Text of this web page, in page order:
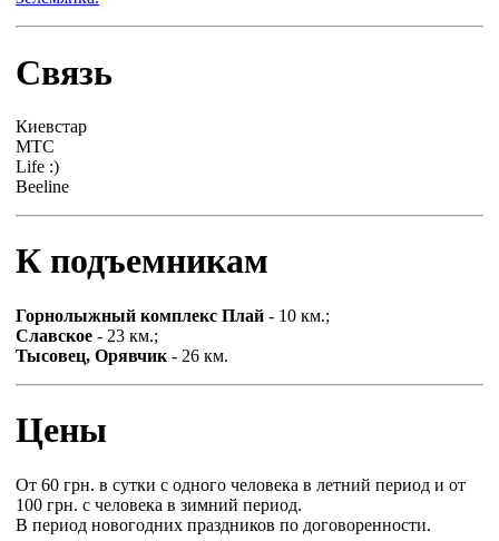
Связь
Киевстар
МТС
Life :)
Beeline
К подъемникам
Горнолыжный комплекс Плай - 10 км.;
Славское - 23 км.;
Тысовец, Орявчик - 26 км.
Цены
От 60 грн. в сутки с одного человека в летний период и от
100 грн. с человека в зимний период.
В период новогодних праздников по договоренности.